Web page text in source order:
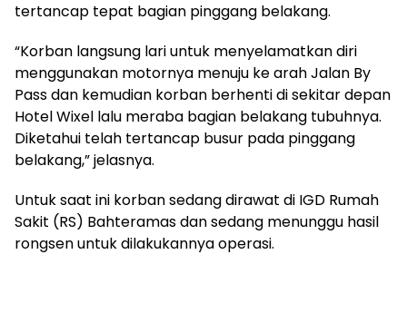
tertancap tepat bagian pinggang belakang.
“Korban langsung lari untuk menyelamatkan diri
menggunakan motornya menuju ke arah Jalan By
Pass dan kemudian korban berhenti di sekitar depan
Hotel Wixel lalu meraba bagian belakang tubuhnya.
Diketahui telah tertancap busur pada pinggang
belakang,” jelasnya.
Untuk saat ini korban sedang dirawat di IGD Rumah
Sakit (RS) Bahteramas dan sedang menunggu hasil
rongsen untuk dilakukannya operasi.